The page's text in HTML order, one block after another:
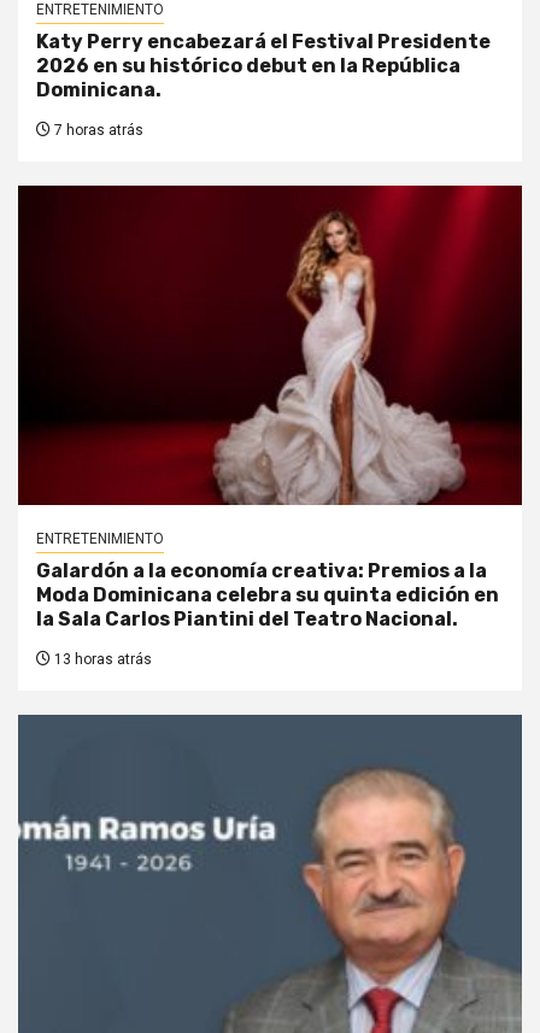
ENTRETENIMIENTO
Katy Perry encabezará el Festival Presidente
2026 en su histórico debut en la República
Dominicana.
7 horas atrás
ENTRETENIMIENTO
Galardón a la economía creativa: Premios a la
Moda Dominicana celebra su quinta edición en
la Sala Carlos Piantini del Teatro Nacional.
13 horas atrás